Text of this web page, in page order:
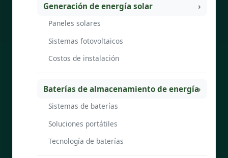
Generación de energía solar
Paneles solares
Sistemas fotovoltaicos
Costos de instalación
Baterías de almacenamiento de energía
Sistemas de baterías
Soluciones portátiles
Tecnología de baterías